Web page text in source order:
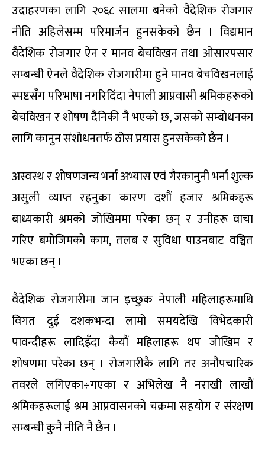
उदाहरणका लागि २०६८ सालमा बनेको वैदेशिक रोजगार
नीति अहिलेसम्म परिमार्जन हुनसकेको छैन । विद्यमान
वैदेशिक रोजगार ऐन र मानव बेचविखन तथा ओसारपसार
सम्बन्धी ऐनले वैदेशिक रोजगारीमा हुने मानव बेचविखनलाई
स्पष्टसँग परिभाषा नगरिदिंदा नेपाली आप्रवासी श्रमिकहरूको
बेचविखन र शोषण दैनिकी नै भएको छ, जसको सम्बोधनका
लागि कानुन संशोधनतर्फ ठोस प्रयास हुनसकेको छैन ।
अस्वस्थ र शोषणजन्य भर्ना अभ्यास एवं गैरकानुनी भर्ना शुल्क
असुली व्याप्त रहनुका कारण दशौं हजार श्रमिकहरू
बाध्यकारी श्रमको जोखिममा परेका छन् र उनीहरू वाचा
गरिए बमोजिमको काम, तलब र सुविधा पाउनबाट वञ्चित
भएका छन् ।
वैदेशिक रोजगारीमा जान इच्छुक नेपाली महिलाहरूमाथि
विगत दुई दशकभन्दा लामो समयदेखि विभेदकारी
पावन्दीहरू लादिइँदा कैयौं महिलाहरू थप जोखिम र
शोषणमा परेका छन् । रोजगारीकै लागि तर अनौपचारिक
तवरले लगिएका÷गएका र अभिलेख नै नराखी लाखौं
श्रमिकहरूलाई श्रम आप्रवासनको चक्रमा सहयोग र संरक्षण
सम्बन्धी कुनै नीति नै छैन ।